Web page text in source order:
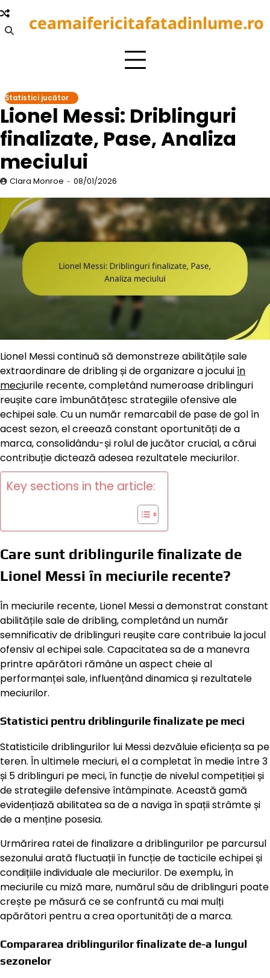
Skip
to
content
ceamaifericitafatadinlume.ro
Statistici jucător
Lionel Messi: Driblinguri
finalizate, Pase, Analiza
meciului
Clara Monroe 08/01/2026
Lionel Messi continuă să demonstreze abilitățile sale
extraordinare de dribling și de organizare a joculuiîn
meciurile recente, completând numeroase driblinguri
reușite care îmbunătățesc strategiile ofensive ale
echipei sale. Cu un număr remarcabil de pase de gol în
acest sezon, el creează constant oportunități de a
marca, consolidându-și rolul de jucător crucial, a cărui
contribuție dictează adesea rezultatele meciurilor.
Key sections in the article:
Care sunt driblingurile finalizate de
Lionel Messi în meciurile recente?
În meciurile recente, Lionel Messi a demonstrat constant
abilitățile sale de dribling, completând un număr
semnificativ de driblinguri reușite care contribuie la jocul
ofensiv al echipei sale. Capacitatea sa de a manevra
printre apărători rămâne un aspect cheie al
performanței sale, influențând dinamica și rezultatele
meciurilor.
Statistici pentru driblingurile finalizate pe meci
Statisticile driblingurilor lui Messi dezvăluie eficiența sa pe
teren. În ultimele meciuri, el a completat în medie între 3
și 5 driblinguri pe meci, în funcție de nivelul competiției și
de strategiile defensive întâmpinate. Această gamă
evidențiază abilitatea sa de a naviga în spații strâmte și
de a menține posesia.
Urmărirea ratei de finalizare a driblingurilor pe parcursul
sezonului arată fluctuații în funcție de tacticile echipei și
condițiile individuale ale meciurilor. De exemplu, în
meciurile cu miză mare, numărul său de driblinguri poate
crește pe măsură ce se confruntă cu mai mulți
apărători pentru a crea oportunități de a marca.
Compararea driblingurilor finalizate de-a lungul
sezonelor